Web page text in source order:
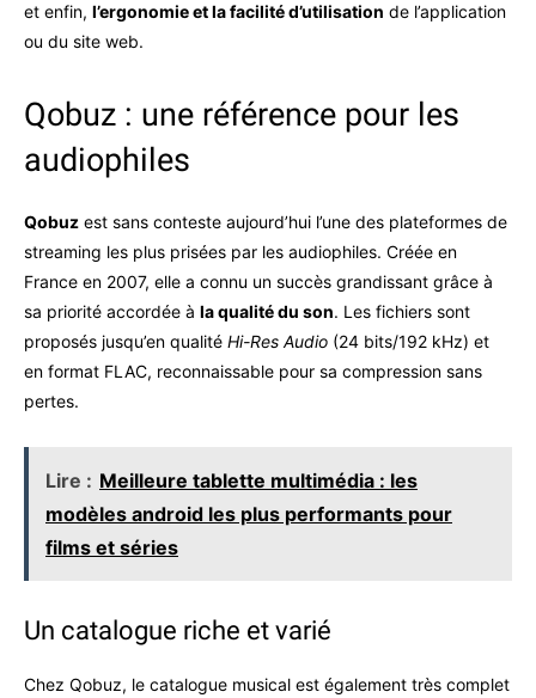
et enfin, l’ergonomie et la facilité d’utilisation de l’application
ou du site web.
Qobuz : une référence pour les
audiophiles
Qobuz est sans conteste aujourd’hui l’une des plateformes de
streaming les plus prisées par les audiophiles. Créée en
France en 2007, elle a connu un succès grandissant grâce à
sa priorité accordée à la qualité du son. Les fichiers sont
proposés jusqu’en qualité Hi-Res Audio (24 bits/192 kHz) et
en format FLAC, reconnaissable pour sa compression sans
pertes.
Lire : Meilleure tablette multimédia : les
modèles android les plus performants pour
films et séries
Un catalogue riche et varié
Chez Qobuz, le catalogue musical est également très complet